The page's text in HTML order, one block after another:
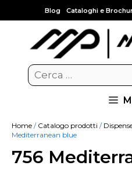
Blog Cataloghi e
Home / Catalogo prodotti /
Mediterranean blue
756